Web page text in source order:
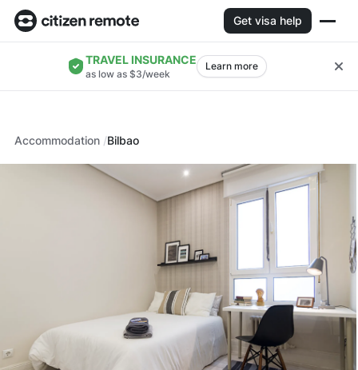
Get visa help
TRAVEL INSURANCE
as low as $3/week
Learn more
Accommodation Bilbao